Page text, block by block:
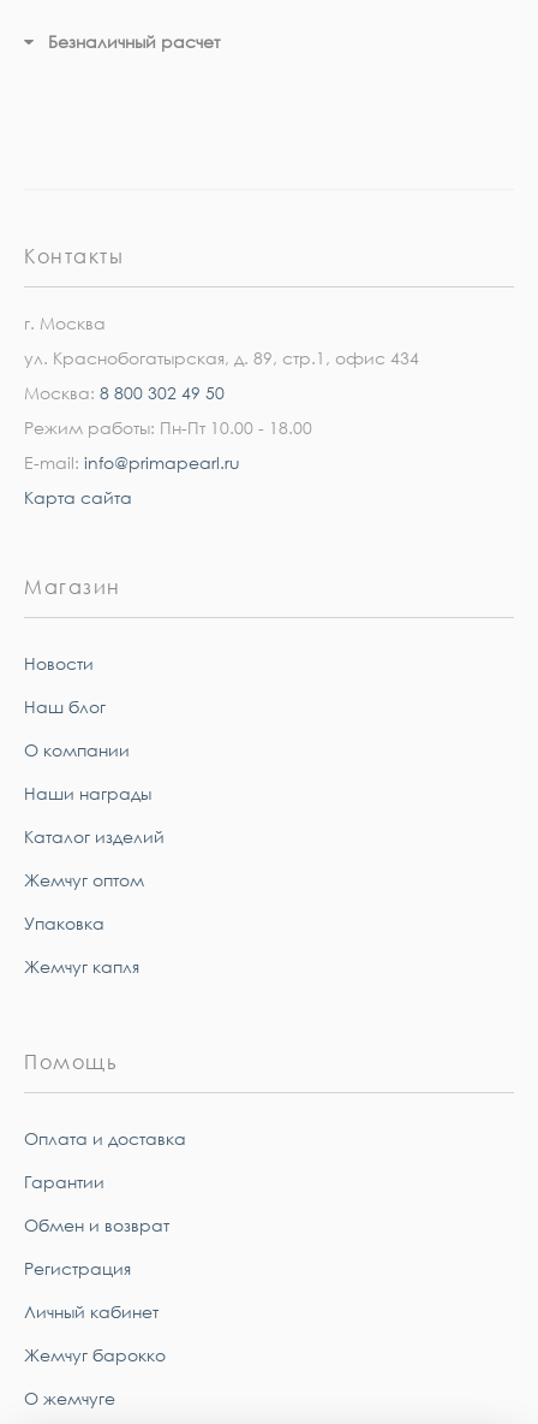
Безналичный расчет
Контакты
г. Москва
ул. Краснобогатырская, д. 89, стр.1, офис 434
Москва: 8 800 302 49 50
Режим работы: Пн-Пт 10.00 - 18.00
E-mail: info@primapearl.ru
Карта сайта
Магазин
Новости
Наш блог
О компании
Наши награды
Каталог изделий
Жемчуг оптом
Упаковка
Жемчуг капля
Помощь
Оплата и доставка
Гарантии
Обмен и возврат
Регистрация
Личный кабинет
Жемчуг барокко
О жемчуге